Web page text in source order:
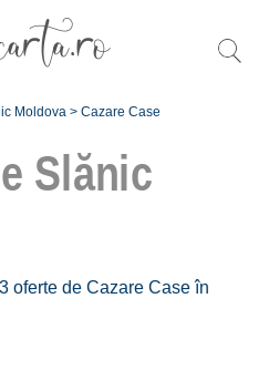
Moldova > Cazare Case
Slănic
oferte de Cazare Case în